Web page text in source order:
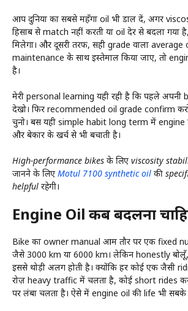
आप दुनिया का सबसे महँगा oil भी डाल दें, अगर
हिसाब से match नहीं करती या oil देर से बदला गया
मिलेगा। और दूसरी तरफ, सही grade वाला
maintenance के साथ इस्तेमाल किया जाए, तो
है।
मेरी personal learning यही रही है कि पहले अपनी
देखो। फिर recommended oil grade confirm
चुनो। बस यही simple habit long term में engine
और बेकार के खर्च से भी बचाती है।
High-performance bikes के लिए viscosity
जानने के लिए Motul 7100 synthetic oil की
helpful रहेगी।
Engine Oil कब बदलना
Bike का owner manual आम तौर पर एक fixed
जैसे 3000 km या 6000 km। लेकिन honestly
इससे थोड़ी अलग होती है। क्योंकि हर कोई एक जैसी
रोज़ heavy traffic में चलता है, कोई short rides
पर लंबा चलता है। ऐसे में engine oil की life भी सबके